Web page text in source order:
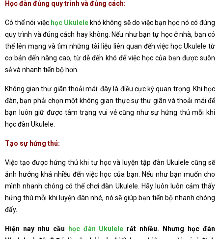
Học đàn đúng quy trình và đúng cách:
Có thể nói việc học Ukulele khó không sẽ do việc bạn học nó có đúng
quy trình và đúng cách hay không. Nếu như bạn tự học ở nhà, bạn có
thể lên mạng và tìm những tài liệu liên quan đến việc học Ukulele từ
cơ bản đến nâng cao, từ dễ đến khó để việc học của bạn được suôn
sẻ và nhanh tiến bộ hơn.
Không gian thư giãn thoải mái: đây là điều cực kỳ quan trọng. Khi học
đàn, bạn phải chọn một không gian thực sự thư giãn và thoải mái để
bạn luôn giữ được tâm trạng vui vẻ cũng như sự hứng thú mỗi khi
học đàn Ukulele.
Tạo sự hứng thú:
Việc tạo được hứng thú khi tự học và luyện tập đàn Ukulele cũng sẽ
ảnh hưởng khá nhiều đến việc học của bạn. Nếu như bạn muốn cho
mình nhanh chóng có thể chơi đàn Ukulele. Hãy luôn luôn cảm thấy
hứng thú mỗi khi luyện đàn nhé, nó sẽ giúp bạn tiến bộ nhanh chóng
đấy.
Hiện nay nhu cầu học đàn Ukulele rất nhiều. Nhưng học đàn